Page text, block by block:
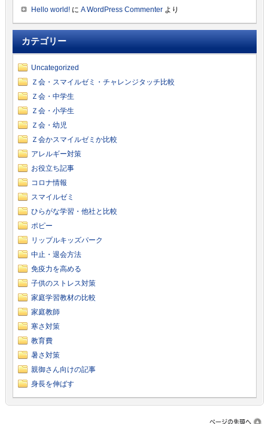
Hello world!に A WordPress Commenterより
カテゴリー
Uncategorized
Ｚ会・スマイルゼミ・チャレンジタッチ比較
Ｚ会・中学生
Ｚ会・小学生
Ｚ会・幼児
Ｚ会かスマイルゼミか比較
アレルギー対策
お役立ち記事
コロナ情報
スマイルゼミ
ひらがな学習・他社と比較
ポピー
リップルキッズパーク
中止・退会方法
免疫力を高める
子供のストレス対策
家庭学習教材の比較
家庭教師
寒さ対策
教育費
暑さ対策
親御さん向けの記事
身長を伸ばす